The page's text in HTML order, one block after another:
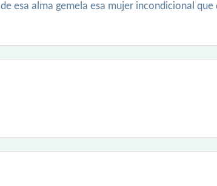
esa alma gemela esa mujer incondicional